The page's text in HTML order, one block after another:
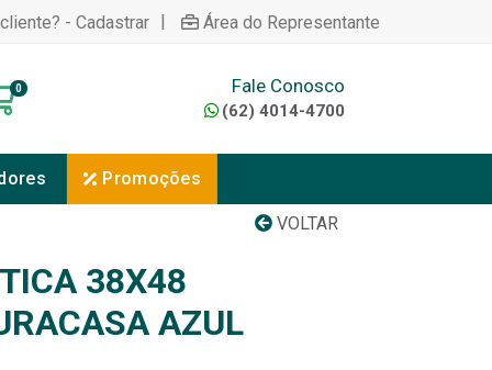
- Cadastrar | Área do Representante
0 Fale Conosco
(62) 4014-4700
Promoções
VOLTAR
38X48
AZUL